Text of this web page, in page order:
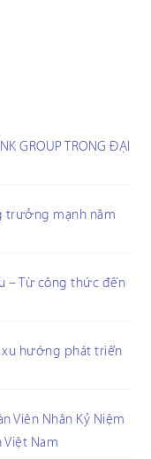
GROUP TRONG ĐẠI
trưởng mạnh năm
– Từ công thức đến
xu hướng phát triển
Viên Nhân Kỷ Niệm
Việt Nam